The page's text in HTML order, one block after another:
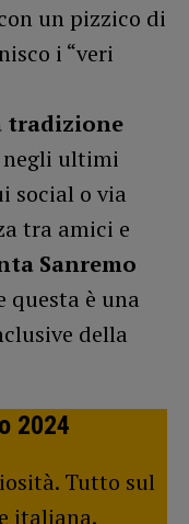
un pizzico di
i “veri
tradizione
ultimi
social o via
tra amici e
Sanremo
questa è una
della
2024
Tutto sul
italiana.